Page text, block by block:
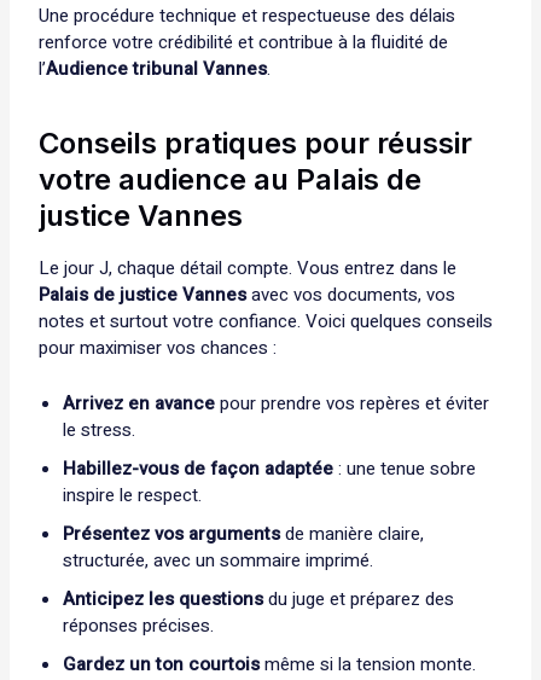
Une procédure technique et respectueuse des délais
renforce votre crédibilité et contribue à la fluidité de
l’Audience tribunal Vannes.
Conseils pratiques pour réussir
votre audience au Palais de
justice Vannes
Le jour J, chaque détail compte. Vous entrez dans le
Palais de justice Vannesavec vos documents, vos
notes et surtout votre confiance. Voici quelques conseils
pour maximiser vos chances :
Arrivez en avancepour prendre vos repères et éviter
le stress.
Habillez-vous de façon adaptée: une tenue sobre
inspire le respect.
Présentez vos argumentsde manière claire,
structurée, avec un sommaire imprimé.
Anticipez les questionsdu juge et préparez des
réponses précises.
Gardez un ton courtoismême si la tension monte.